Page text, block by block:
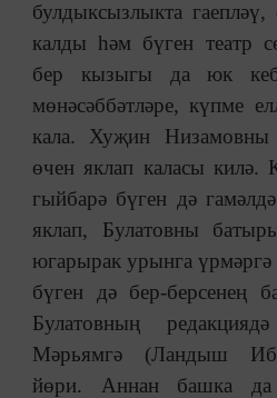
булдыксызлыкта
калды һәм бүген театр
бер кызыгы да юк
мөнәсәббәтләре, күпме
кала. Хуҗин Низамовны
өчен яклап каласы
гыйбарә бүген дә
яклап, Булатовны
югарырак урынга
бүген дә бер-
Булатовның
Мәрьямгә (Ландыш
йөри. Аннан башка да